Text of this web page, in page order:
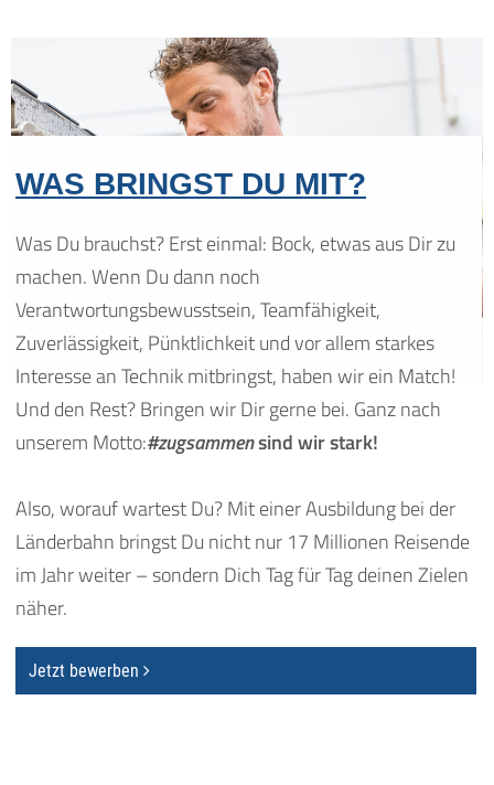
WAS BRINGST DU MIT?
Was Du brauchst? Erst einmal: Bock, etwas aus Dir zu
machen. Wenn Du dann noch
Verantwortungsbewusstsein, Teamfähigkeit,
Zuverlässigkeit, Pünktlichkeit und vor allem starkes
Interesse an Technik mitbringst, haben wir ein Match!
Und den Rest? Bringen wir Dir gerne bei. Ganz nach
unserem Motto:#zugsammensind wir stark!
Also, worauf wartest Du? Mit einer Ausbildung bei der
Länderbahn bringst Du nicht nur 17 Millionen Reisende
im Jahr weiter – sondern Dich Tag für Tag deinen Zielen
näher.
Jetzt bewerben